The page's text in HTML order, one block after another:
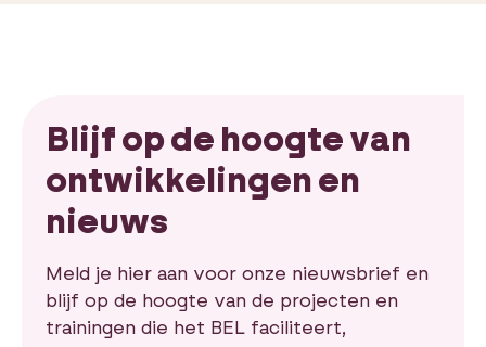
Blijf op de hoogte van
ontwikkelingen en
nieuws
Meld je hier aan voor onze nieuwsbrief en
blijf op de hoogte van de projecten en
trainingen die het BEL faciliteert,